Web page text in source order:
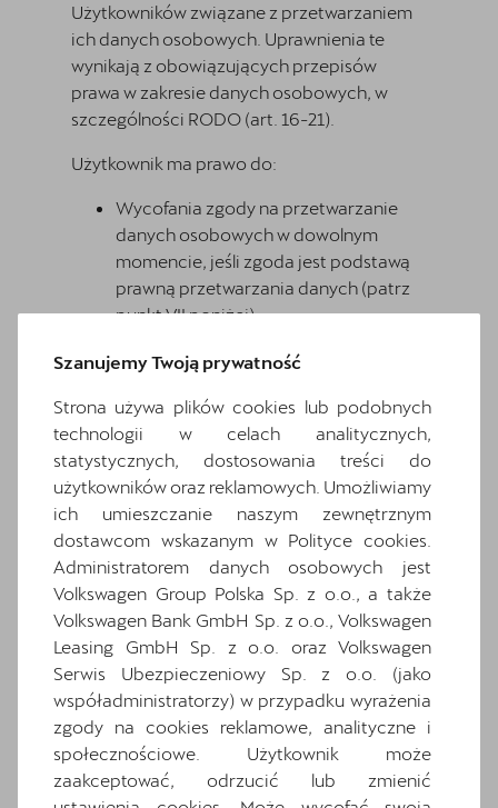
Użytkowników związane z przetwarzaniem
ich danych osobowych. Uprawnienia te
wynikają z obowiązujących przepisów
prawa w zakresie danych osobowych, w
szczególności RODO (art. 16-21).
Użytkownik ma prawo do:
Wycofania zgody na przetwarzanie
danych osobowych w dowolnym
momencie, jeśli zgoda jest podstawą
prawną przetwarzania danych (patrz
punkt VII poniżej),
Dealer przetwarzają Twoje dane
Dostępu do danych: otrzymania od
VGP oraz Dealera potwierdzenia czy i
w jaki sposób dane osobowe są przez
nich przetwarzane oraz dostępu do
nich w zakresie wynikającym z art. 15
RODO.
Sprostowania nieaktualnych lub
niedokładnych danych osobowych, a
także prawo do ich uzupełnienia w
przypadku, gdy są niekompletne.
Sprzeciwu wobec przetwarzania
Twoich danych osobowych w
przyczyn związanych ze szczególną
sytuacją, jeśli przetwarzamy dane
osobowe w oparciu o nasz
Szanujemy Twoją prywatność
Strona używa plików cookies lub podobnych
technologii w celach analitycznych,
statystycznych, dostosowania treści do
użytkowników oraz reklamowych. Umożliwiamy
ich umieszczanie naszym zewnętrznym
dostawcom wskazanym w Polityce cookies.
Administratorem danych osobowych jest
Volkswagen Group Polska Sp. z o.o., a także
Volkswagen Bank GmbH Sp. z o.o., Volkswagen
Leasing GmbH Sp. z o.o. oraz Volkswagen
Serwis Ubezpieczeniowy Sp. z o.o. (jako
współadministratorzy) w przypadku wyrażenia
zgody na cookies reklamowe, analityczne i
społecznościowe. Użytkownik może
zaakceptować, odrzucić lub zmienić